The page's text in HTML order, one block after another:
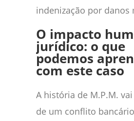
indenização por danos
O impacto
jurídico: o que
podemos
com este caso
A história de M.P.M.
de um conflito